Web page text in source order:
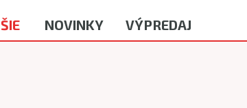
NOVINKY VÝPREDAJ